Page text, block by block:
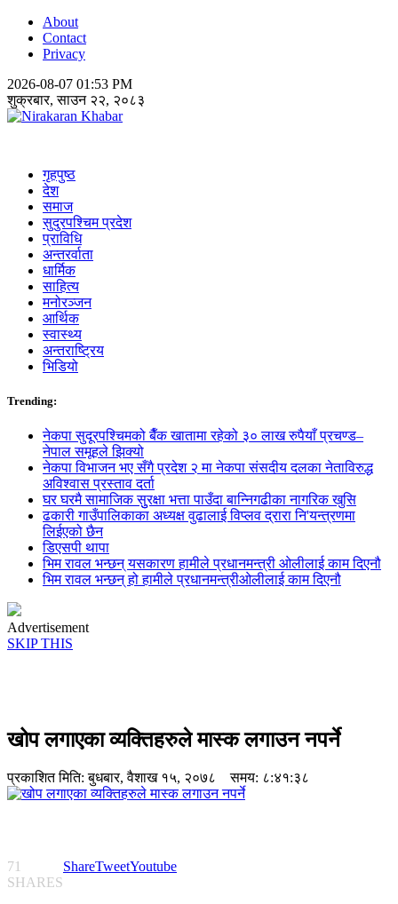
About
Contact
Privacy
2026-08-07 01:53 PM
शुक्रबार, साउन २२, २०८३
गृहपुष्ठ
देश
समाज
सुदुरपश्चिम प्रदेश
प्राविधि
अन्तरर्वाता
धार्मिक
साहित्य
मनोरञ्जन
आर्थिक
स्वास्थ्य
अन्तराष्ट्रिय
भिडियो
Trending:
नेकपा सुदूरपश्चिमको बैँक खातामा रहेको ३० लाख रुपैयाँ प्रचण्ड–
नेपाल समूहले झिक्य‍ो
नेकपा विभाजन भए सँगै प्रदेश २ मा नेकपा संसदीय दलका नेताविरुद्ध
अविश्वास प्रस्ताव दर्ता
घर घरमै सामाजिक सुुरक्षा भत्ता पाउँदा बान्निगढीका नागरिक खुसि
ढकारी गाउँपालिकाका अध्यक्ष वुढालाई विप्लव द्रारा नि'यन्त्रणमा
लिईएको छैन
डिएसपी थापा
भिम रावल भन्छन् यसकारण हामीले प्रधानमन्त्री ओलीलाई काम दिएनौ
भिम रावल भन्छन् हो हामीले प्रधानमन्त्रीओलीलाई काम दिएनौ
Advertisement
SKIP THIS
खोप लगाएका व्यक्तिहरुले मास्क लगाउन नपर्ने
प्रकाशित मिति:बुधबार, वैशाख १५, २०७८ समय: ८:४१:३८
71
SHARES
ShareTweetYoutube